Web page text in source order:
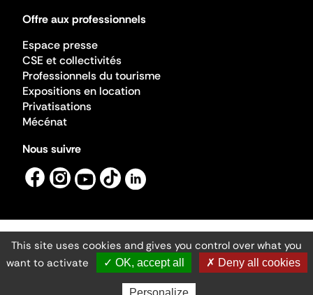
Offre aux professionnels
Espace presse
CSE et collectivités
Professionnels du tourisme
Expositions en location
Privatisations
Mécénat
Nous suivre
Mentions légales
Gestion des cookies
Accessibilité numérique
Ministère de la Culture ©2026
- Cité de l'architecture et du patrimoine
This site uses cookies and gives you control over what you
want to activate
✓ OK, accept all ✗ Deny all cookies
Personalize